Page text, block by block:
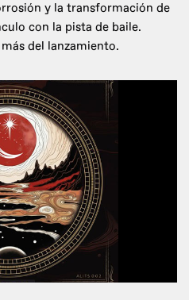
y la transformación de
con la pista de baile.
del lanzamiento.